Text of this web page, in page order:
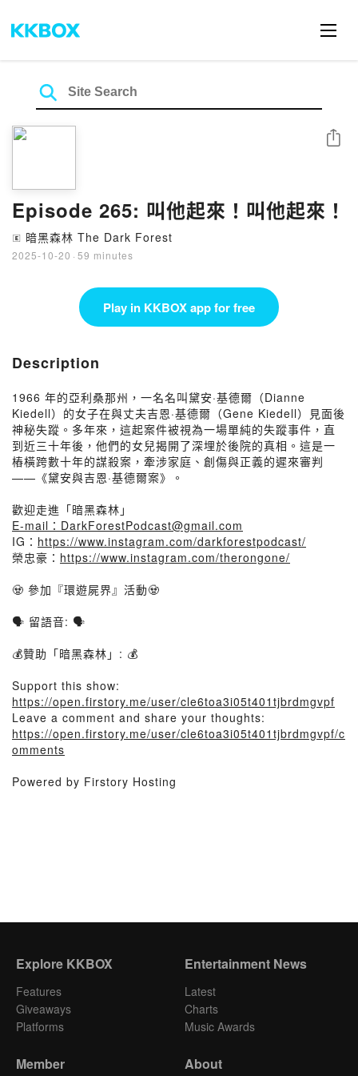
Episode 265: 叫他起來！叫他起來！
🄴 暗黑森林 The Dark Forest
2025-10-20 · 59 minutes
Share
Play in KKBOX app for free
Description
1966 年的亞利桑那州，一名名叫黛安·基德爾（Dianne
Kiedell）的女子在與丈夫吉恩·基德爾（Gene Kiedell）見面後
神秘失蹤。多年來，這起案件被視為一場單純的失蹤事件，直
到近三十年後，他們的女兒揭開了深埋於後院的真相。這是一
樁橫跨數十年的謀殺案，牽涉家庭、創傷與正義的遲來審判
——《黛安與吉恩·基德爾案》。
歡迎走進「暗黑森林」
E-mail：DarkForestPodcast@gmail.com
IG： https://www.instagram.com/darkforestpodcast/
榮忠豪： https://www.instagram.com/therongone/
🧟 參加『環遊屍界』活動🧟
🗣️ 留語音: 🗣️
💰贊助「暗黑森林」: 💰
Support this show:
https://open.firstory.me/user/cle6toa3i05t401tjbrdmgvpf
Leave a comment and share your thoughts:
https://open.firstory.me/user/cle6toa3i05t401tjbrdmgvpf/c
omments
Powered by Firstory Hosting
Explore KKBOX
Features
Giveaways
Platforms
Entertainment News
Latest
Charts
Music Awards
Member About